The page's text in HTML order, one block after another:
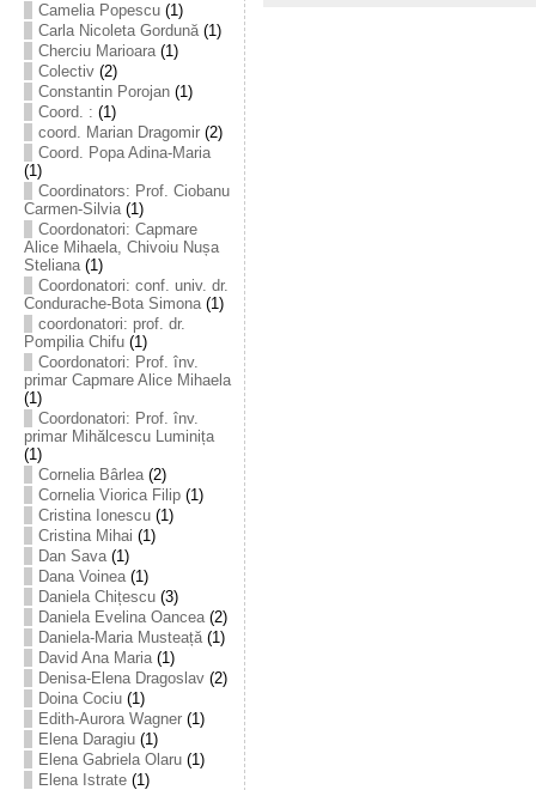
Camelia Popescu(1)
Carla Nicoleta Gordună(1)
Cherciu Marioara(1)
Colectiv(2)
Constantin Porojan(1)
Coord. : (1)
coord. Marian Dragomir(2)
Coord. Popa Adina-Maria
(1)
Coordinators: Prof. Ciobanu
Carmen-Silvia(1)
Coordonatori: Capmare
Alice Mihaela, Chivoiu Nușa
Steliana(1)
Coordonatori: conf. univ. dr.
Condurache-Bota Simona(1)
coordonatori: prof. dr.
Pompilia Chifu(1)
Coordonatori: Prof. înv.
primar Capmare Alice Mihaela
(1)
Coordonatori: Prof. înv.
primar Mihălcescu Luminița
(1)
Cornelia Bârlea(2)
Cornelia Viorica Filip(1)
Cristina Ionescu(1)
Cristina Mihai (1)
Dan Sava(1)
Dana Voinea(1)
Daniela Chițescu(3)
Daniela Evelina Oancea(2)
Daniela-Maria Musteață(1)
David Ana Maria(1)
Denisa-Elena Dragoslav(2)
Doina Cociu(1)
Edith-Aurora Wagner(1)
Elena Daragiu(1)
Elena Gabriela Olaru(1)
Elena Istrate(1)